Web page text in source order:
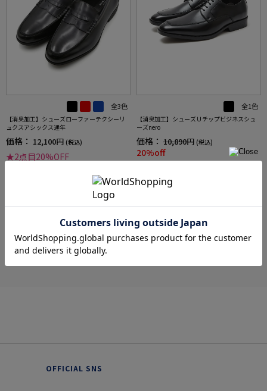
全3色
【消臭加工】シューズローファーテクシーリ
ュクスアシックス通年
価格： 12,100円 (税込)
★2点目20%OFF
全1色
【消臭加工】シューズＵチップビジネスシュ
ーズnero
価格： 10,890円 (税込)
20%off
8,712円
★2点目20%OFF
4.0（1）
OFFICIAL SNS